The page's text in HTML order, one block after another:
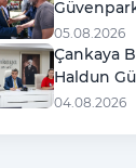
Şehit
Ziyareti
05.08.2026
Çankaya
Haldun
04.08.2026